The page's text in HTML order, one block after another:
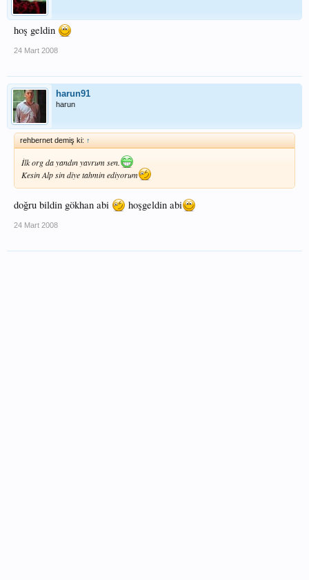
hoş geldin
24 Mart 2008
harun91
harun
rehbernet demiş ki: ↑
İlk org da yandın yavrum sen.
Kesin Alp sin diye tahmin ediyorum
doğru bildin gökhan abi hoşgeldin abi
24 Mart 2008